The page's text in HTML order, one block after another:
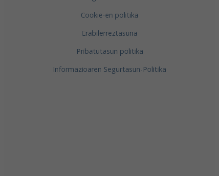
Cookie-en politika
Erabilerreztasuna
Pribatutasun politika
Informazioaren Segurtasun-Politika